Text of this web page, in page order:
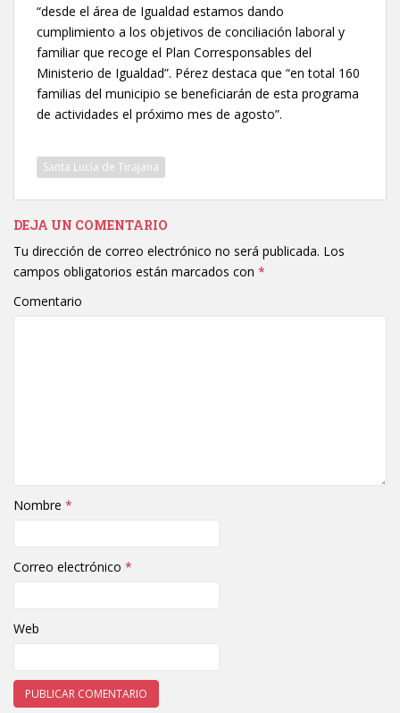
“desde el área de Igualdad estamos dando
cumplimiento a los objetivos de conciliación laboral y
familiar que recoge el Plan Corresponsables del
Ministerio de Igualdad”. Pérez destaca que “en total 160
familias del municipio se beneficiarán de esta programa
de actividades el próximo mes de agosto”.
Santa Lucía de Tirajana
DEJA UN COMENTARIO
Tu dirección de correo electrónico no será publicada. Los
campos obligatorios están marcados con *
Comentario
Nombre *
Correo electrónico *
Web